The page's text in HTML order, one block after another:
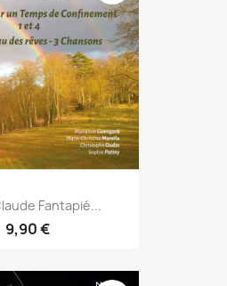
Fantapié...
9,90 €